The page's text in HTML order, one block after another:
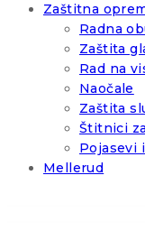
Zaštitna
Radna
Zaštita
Rad na
Naočale
Zaštita
Štitnici
Pojasevi
Mellerud